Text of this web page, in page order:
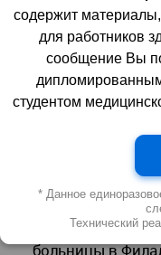
заболевание
аутоиммунными
как у других
отсутствуют
почему многие
дефицитом IgA
симптомов?
Новое
больницы в
содержит
для работников
сообщение Вы
студентом
* Данное
Технический